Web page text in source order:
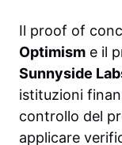
Il proof of
Optimism e il
Sunnyside
istituzioni
controllo del
applicare